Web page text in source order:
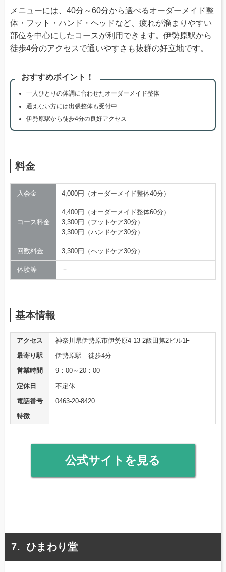
メニューには、40分～60分から選べるオーダーメイド整
体・フット・ハンド・ヘッドなど、疲れが溜まりやすい
部位を中心にしたコースが利用できます。伊勢原駅から
徒歩4分のアクセスで通いやすさも抜群の好立地です。
おすすめポイント！
一人ひとりの体調に合わせたオーダーメイド整体
通えない方には出張整体も受付中
伊勢原駅から徒歩4分の良好アクセス
料金
入会金 4,000円（オーダーメイド整体40分）
コース料金
4,400円（オーダーメイド整体60分）
3,300円（フットケア30分）
3,300円（ハンドケア30分）
回数料金 3,300円（ヘッドケア30分）
体験等 －
基本情報
アクセス
神奈川県伊勢原市伊勢原4-13-2飯田第2ビル1F
最寄り駅
伊勢原駅 徒歩4分
営業時間
9：00～20：00
定休日
不定休
電話番号
0463-20-8420
特徴
公式サイトを見る
ひまわり堂